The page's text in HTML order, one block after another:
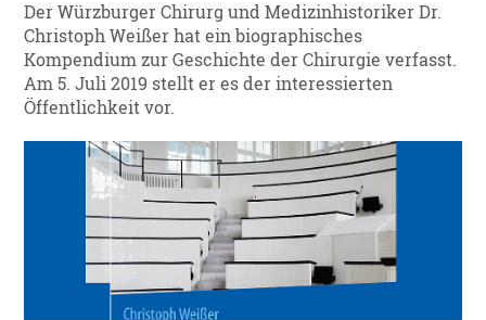
Der Würzburger Chirurg und Medizinhistoriker Dr.
Christoph Weißer hat ein biographisches
Kompendium zur Geschichte der Chirurgie verfasst.
Am 5. Juli 2019 stellt er es der interessierten
Öffentlichkeit vor.